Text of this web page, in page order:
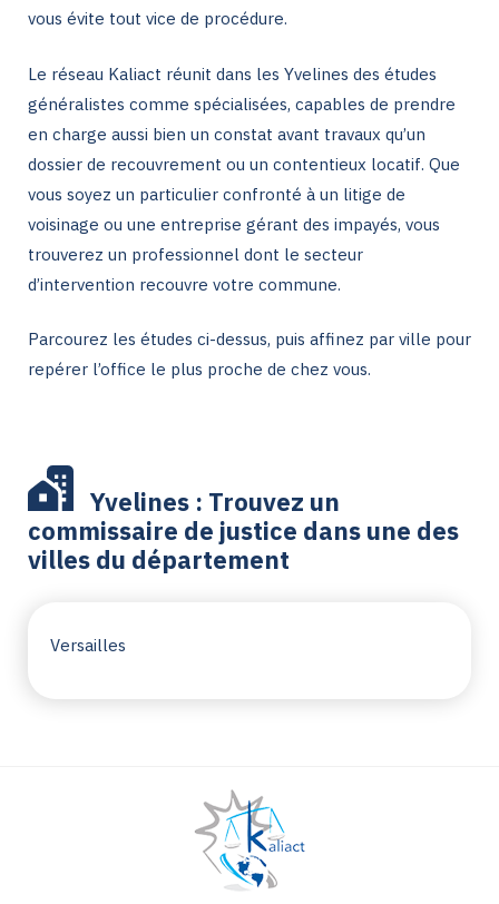
vous évite tout vice de procédure.
Le réseau Kaliact réunit dans les Yvelines des études
généralistes comme spécialisées, capables de prendre
en charge aussi bien un constat avant travaux qu’un
dossier de recouvrement ou un contentieux locatif. Que
vous soyez un particulier confronté à un litige de
voisinage ou une entreprise gérant des impayés, vous
trouverez un professionnel dont le secteur
d’intervention recouvre votre commune.
Parcourez les études ci-dessus, puis affinez par ville pour
repérer l’office le plus proche de chez vous.
Yvelines : Trouvez un
commissaire de justice dans une des
villes du département
Versailles